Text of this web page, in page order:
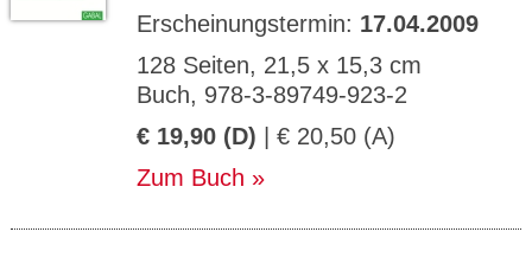
Erscheinungstermin: 17.04.2009
128 Seiten, 21,5 x 15,3 cm
Buch, 978-3-89749-923-2
€ 19,90 (D) | € 20,50 (A)
Zum Buch